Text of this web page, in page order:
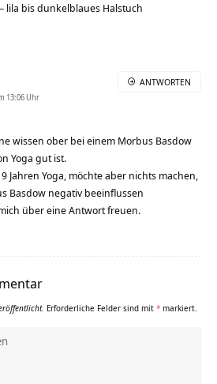
lila bis dunkelblaues Halstuch
13:06 Uhr
wissen ober bei einem Morbus Basdow
Yoga gut ist.
Jahren Yoga, möchte aber nichts machen,
Basdow negativ beeinflussen
über eine Antwort freuen.
ANTWORTEN
Erforderliche Felder sind mit * markiert.